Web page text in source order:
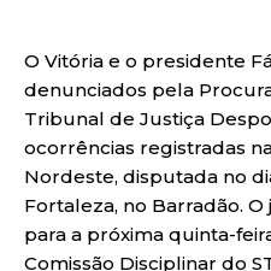
O Vitória e o presidente
denunciados pela
Tribunal de Justiça
ocorrências registradas
Nordeste, disputada no
Fortaleza, no Barradão.
para a próxima quinta-
Comissão Disciplinar do